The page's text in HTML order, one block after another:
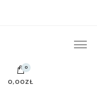
0
0,00ZŁ